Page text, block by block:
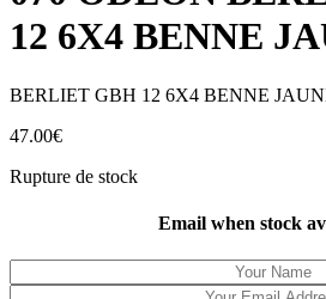
12 6X4 BENNE
BERLIET GBH 12 6X4 BENNE
47.00€
Rupture de stock
Email when stock